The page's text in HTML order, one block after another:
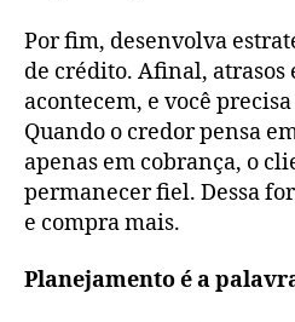
Por fim, desenvolva
de crédito. Afinal, atrasos
acontecem, e você
Quando o credor pensa
apenas em cobrança, o
permanecer fiel. Dessa
e compra mais.
Planejamento é a